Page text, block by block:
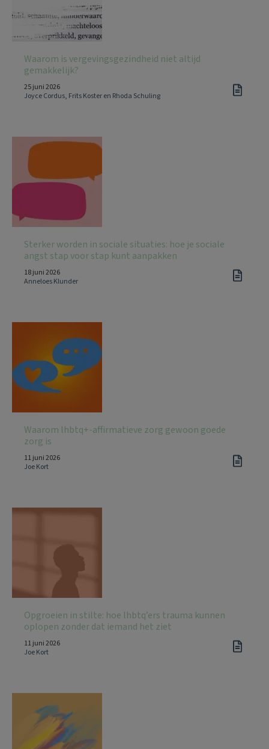
Waarom is vergevingsgezindheid niet altijd
gemakkelijk?
25 juni 2026
Joyce Cordus, Frits Koster en Rhoda Schuling
Sterker worden in sociale situaties: hoe je sociale
angst stap voor stap kunt aanpakken
18 juni 2026
Anneloes Klunder
Waarom lhbtq+-affirmatieve zorg gewoon goede
zorg is
11 juni 2026
Joe Kort
Opgroeien in stilte: hoe lhbtq’ers trauma kunnen
oplopen zonder dat iemand het ziet
11 juni 2026
Joe Kort